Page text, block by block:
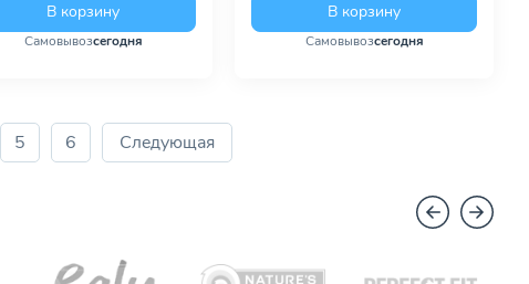
В корзину
Самовывозсегодня
В корзину
Самовывозсегодня
5 6 Следующая